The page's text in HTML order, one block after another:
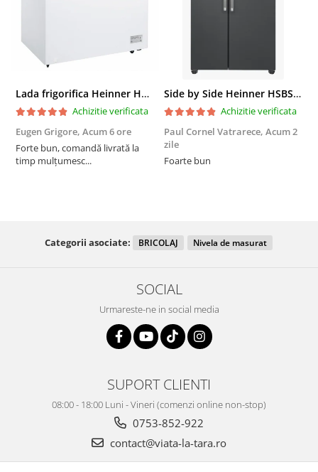
Lada frigorifica Heinner HCF-287CNHE++, 287 l, Clasa E, Compresor inverter, Iluminare LED, Functionalitate frigider, Alb
Achizitie verificata
Eugen Grigore, Acum 6 ore
Forte bun, comandă livrată la
timp mulțumesc...
Side by Side Heinner HSBS-HM439NFINVDGWDE++, Total No Frost, Compresor Inverter, Dozator Apa, Display Touch LED, 439 L, Clasa E, Gri Antracit Texturat
Achizitie verificata
Paul Cornel Vatrarece, Acum 2
zile
Foarte bun
Categorii asociate: BRICOLAJ Nivela de masurat
SOCIAL
Urmareste-ne in social media
SUPORT CLIENTI
08:00 - 18:00 Luni - Vineri (comenzi online non-stop)
0753-852-922
contact@viata-la-tara.ro